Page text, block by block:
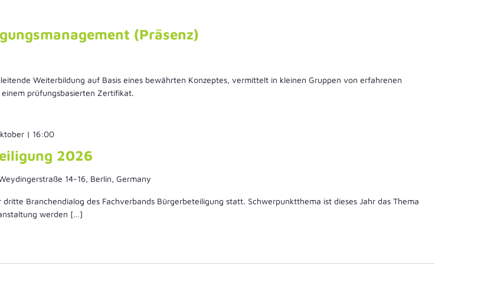
(Präsenz)
Weiterbildung auf Basis eines bewährten Konzeptes, vermittelt in kleinen Gruppen von erfahrenen
prüfungsbasierten Zertifikat.
2026
| 16:00
14-16, Berlin, Germany
Branchendialog des Fachverbands Bürgerbeteiligung statt. Schwerpunktthema ist dieses Jahr das Thema
werden […]